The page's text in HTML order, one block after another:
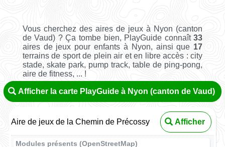
Vous cherchez des aires de jeux à Nyon (canton
de Vaud) ? Ça tombe bien, PlayGuide connaît33
aires de jeux pour enfants à Nyon, ainsi que 17
terrains de sport de plein air et en libre accès : city
stade, skate park, pump track, table de ping-pong,
aire de fitness, ... !
Afficher la carte PlayGuide à Nyon (canton de Vaud)
Aire de jeux de la Chemin de Précossy Afficher
Modules présents (OpenStreetMap)